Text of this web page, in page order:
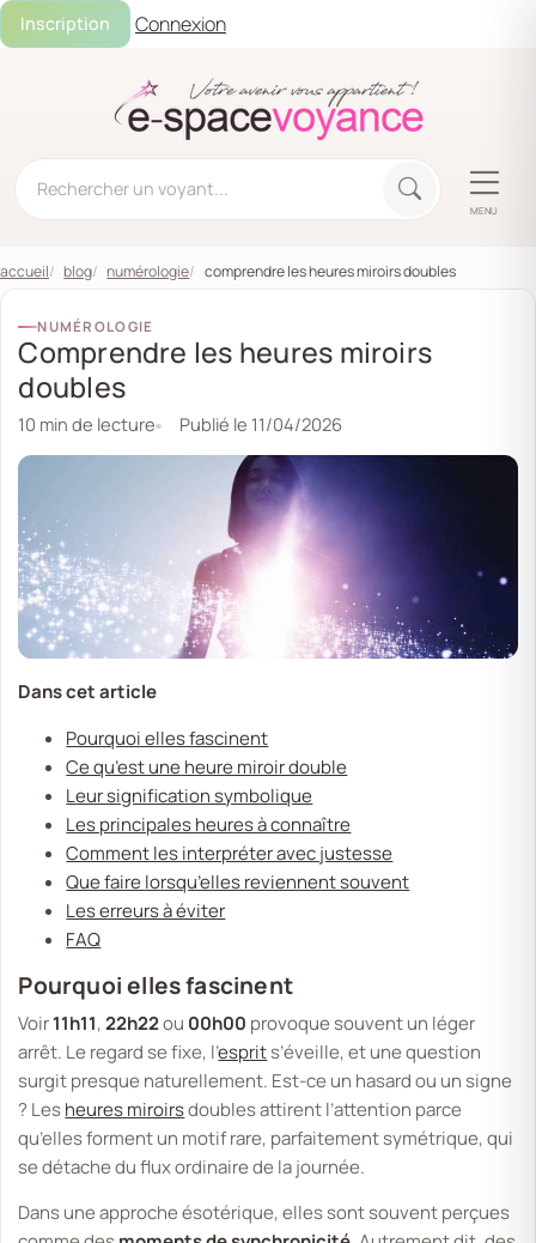
Inscription Connexion
MENU
accueil blog numérologie comprendre les heures miroirs doubles
NUMÉROLOGIE
Comprendre les heures miroirs
doubles
10 min de lecture Publié le 11/04/2026
Dans cet article
Pourquoi elles fascinent
Ce qu’est une heure miroir double
Leur signification symbolique
Les principales heures à connaître
Comment les interpréter avec justesse
Que faire lorsqu’elles reviennent souvent
Les erreurs à éviter
FAQ
Pourquoi elles fascinent
Voir11h11,22h22ou 00h00 provoque souvent un léger
arrêt. Le regard se fixe, l’esprits’éveille, et une question
surgit presque naturellement. Est-ce un hasard ou un signe
? Lesheures miroirsdoubles attirent l’attention parce
qu’elles forment un motif rare, parfaitement symétrique, qui
se détache du flux ordinaire de la journée.
Dans une approche ésotérique, elles sont souvent perçues